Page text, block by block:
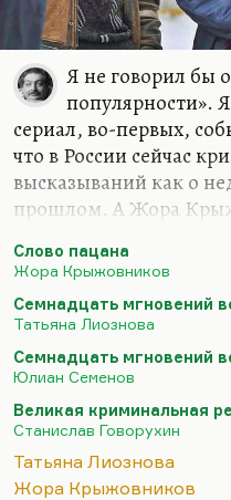
Я не говорил бы
популярности».
сериал, во-первых,
что в России сейчас
высказываний как о
прошлом. А Жора
профессионал. Он
пропьешь, что
Но и безрыбье,
советское, когда
были «Семнадцать
это очень хороший
мгновений весны».
блистательное
очень интересное, с
Слово пацана
Жора Крыжовников
Семнадцать мгновений
Татьяна Лиознова
Семнадцать мгновений
Юлиан Семенов
Великая криминальная
Станислав Говорухин
Татьяна Лиознова
Жора Крыжовников